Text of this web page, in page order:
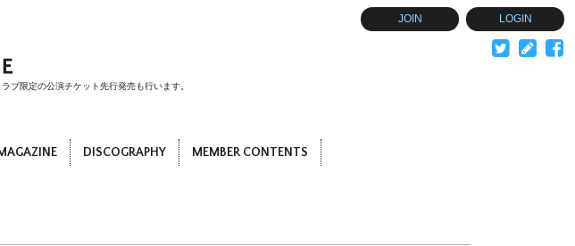
JOIN LOGIN
ブ限定の公演チケット先行発売も行います。
DISCOGRAPHY MEMBER CONTENTS